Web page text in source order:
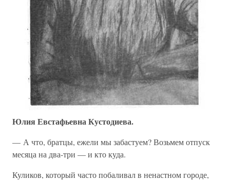
Юлия Евстафьевна Кустодиева.
— А что, братцы, ежели мы забастуем? Возьмем отпуск
месяца на два-три — и кто куда.
Куликов, который часто побаливал в ненастном городе,